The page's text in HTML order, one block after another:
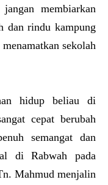
membiarkan
dan rindu kampung
sekolah
hidup beliau di
cepat berubah
semangat dan
di Rabwah pada
Mahmud menjalin